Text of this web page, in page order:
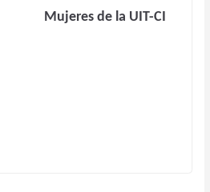
Mujeres de la UIT-CI